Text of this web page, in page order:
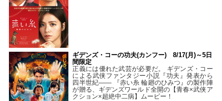
ギデンズ・コーの功夫(カンフー) 8/17(月)～5日
間限定
正義には優れた武芸が必要だ。 ギデンズ・コー
による武侠ファンタジー小説『功夫』発表から
四半世紀―― 『赤い糸 輪廻のひみつ』の製作陣
が贈る、ギデンズワールド全開の【青春×武侠ア
クション×超絶中二病】ムービー！